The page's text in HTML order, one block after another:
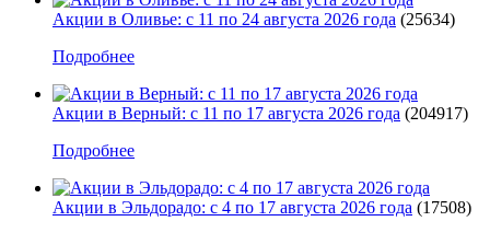
Акции в Оливье: с 11 по 24 августа 2026 года (25634)
Подробнее
Акции в Верный: с 11 по 17 августа 2026 года (204917)
Подробнее
Акции в Эльдорадо: с 4 по 17 августа 2026 года (17508)